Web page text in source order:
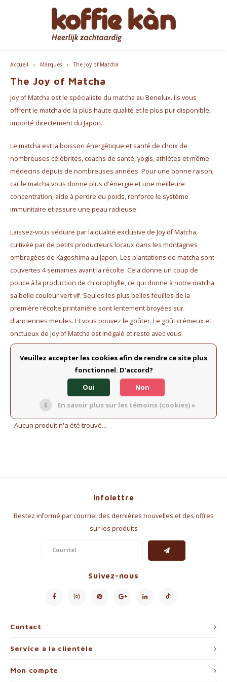
Hoofdmenu / café
Café - En Grains & Moulu
Capsules et dosettes de café
Abonnements café
Hoofdmenu / thé
Thé
Chai
Hoofdmenu / mugs
Gobelets à emporter
Tasses à café et à thé
Hoofdmenu / accessoires
Machines à café
Produits d'entretien Jura
Porte-filtres à café
Moulins à Café
Bouteilles thermos
Bouilloires électriques
Chocolat
KK Merchandise
Livres
Gin
Petit déjeuner
Outdoor accessoires
Happy stuff
Hoofdmenu / cadeaux
pour ELLE
pour LUI
Beaux Cadeaux
Everything Pink
Hoofdmenu
Nederlands
English
Français
Livraison gratuite à partir de €60 - B/NL
Accueil Marques The Joy of Matcha
The Joy of Matcha
Joy of Matcha est le spécialiste du matcha au Benelux. Ils vous
offrent le matcha de la plus haute qualité et le plus pur disponible,
importé directement du Japon.
Le matcha est la boisson énergétique et santé de choix de
nombreuses célébrités, coachs de santé, yogis, athlètes et même
médecins depuis de nombreuses années. Pour une bonne raison,
car le matcha vous donne plus d'énergie et une meilleure
concentration, aide à perdre du poids, renforce le système
immunitaire et assure une peau radieuse.
Laissez-vous séduire par la qualité exclusive de Joy of Matcha,
cultivée par de petits producteurs locaux dans les montagnes
ombragées de Kagoshima au Japon. Les plantations de matcha sont
couvertes 4 semaines avant la récolte. Cela donne un coup de
pouce à la production de chlorophylle, ce qui donne à notre matcha
sa belle couleur vert vif. Seules les plus belles feuilles de la
première récolte printanière sont lentement broyées sur
d'anciennes meules. Et vous pouvez le goûter. Le goût crémeux et
onctueux de Joy of Matcha est inégalé et reste avec vous.
Filtres
Aucun produit n'a été trouvé...
Contact
Infolettre
Restez informé par courriel des dernières nouvelles et des offres
sur les produits
Suivez-nous
Service à la clientèle
Mon compte
Veuillez accepter les cookies afin de rendre ce site plus
fonctionnel. D'accord?
Oui
Non
En savoir plus sur les témoins (cookies) »